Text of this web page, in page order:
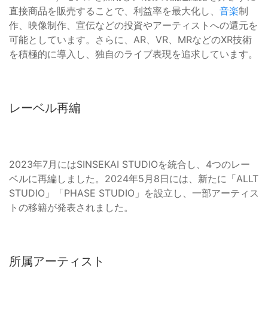
直接商品を販売することで、利益率を最大化し、 音楽制
作、映像制作、宣伝などの投資やアーティストへの還元を
可能としています。さらに、AR、VR、MRなどのXR技術
を積極的に導入し、独自のライブ表現を追求しています。
レーベル再編
2023年7月にはSINSEKAI STUDIOを統合し、4つのレー
ベルに再編しました。2024年5月8日には、新たに「ALLT
STUDIO」「PHASE STUDIO」を設立し、一部アーティス
トの移籍が発表されました。
所属アーティスト